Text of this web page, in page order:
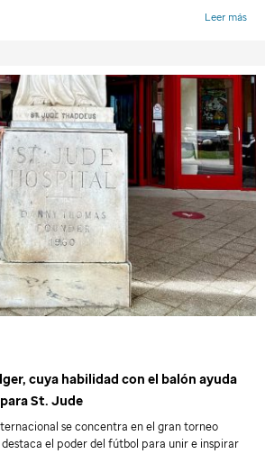
cuya habilidad con el balón ayuda
St. Jude
se concentra en el gran torneo
destaca el poder del fútbol para unir e inspirar